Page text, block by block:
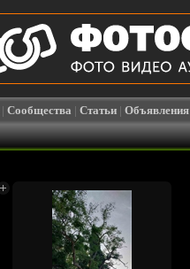
| Сообщества | Статьи | Объявления